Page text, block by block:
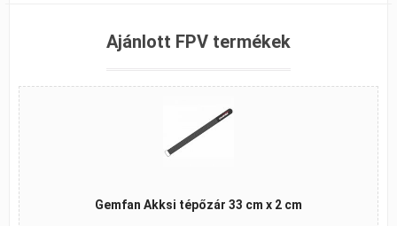
Ajánlott FPV termékek
Gemfan Akksi tépőzár 33 cm x 2 cm